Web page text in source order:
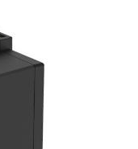
ウクレレ
パーカッション